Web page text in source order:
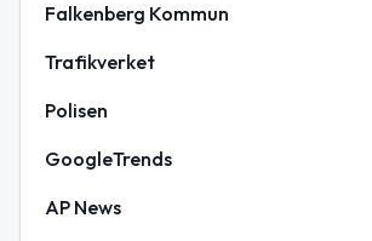
Falkenberg Kommun
Trafikverket
Polisen
GoogleTrends
AP News